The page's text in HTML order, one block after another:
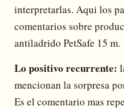
interpretarlas. Aqui los
comentarios sobre
antiladrido PetSafe 15 m.
Lo positivo recurrente:
mencionan la sorpresa
Es el comentario mas